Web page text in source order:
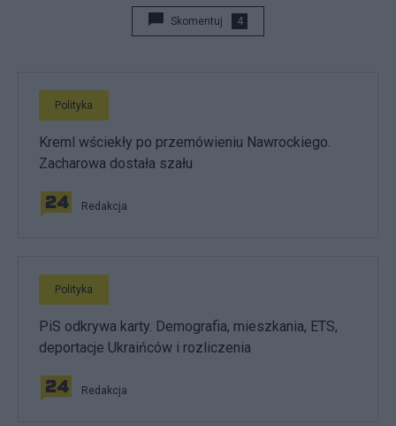
Skomentuj 4
Polityka
Kreml wściekły po przemówieniu Nawrockiego.
Zacharowa dostała szału
Redakcja
Polityka
PiS odkrywa karty. Demografia, mieszkania, ETS,
deportacje Ukraińców i rozliczenia
Redakcja